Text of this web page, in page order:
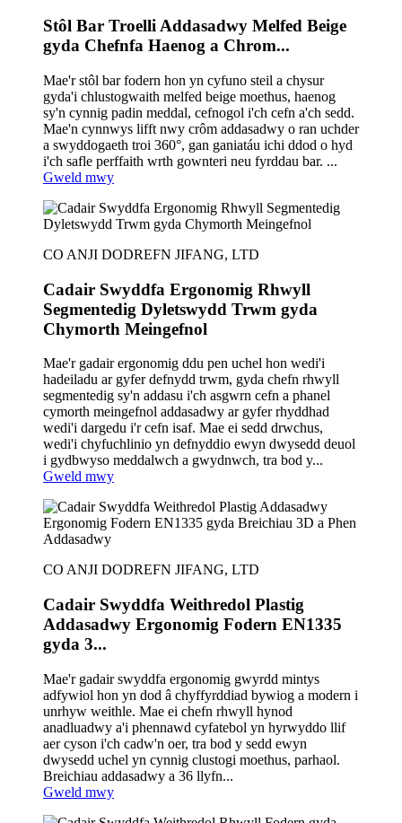
Stôl Bar Troelli Addasadwy Melfed Beige
gyda Chefnfa Haenog a Chrom...
Mae'r stôl bar fodern hon yn cyfuno steil a chysur
gyda'i chlustogwaith melfed beige moethus, haenog
sy'n cynnig padin meddal, cefnogol i'ch cefn a'ch sedd.
Mae'n cynnwys lifft nwy crôm addasadwy o ran uchder
a swyddogaeth troi 360°, gan ganiatáu ichi ddod o hyd
i'ch safle perffaith wrth gownteri neu fyrddau bar. ...
Gweld mwy
CO ANJI DODREFN JIFANG, LTD
Cadair Swyddfa Ergonomig Rhwyll
Segmentedig Dyletswydd Trwm gyda
Chymorth Meingefnol
Mae'r gadair ergonomig ddu pen uchel hon wedi'i
hadeiladu ar gyfer defnydd trwm, gyda chefn rhwyll
segmentedig sy'n addasu i'ch asgwrn cefn a phanel
cymorth meingefnol addasadwy ar gyfer rhyddhad
wedi'i dargedu i'r cefn isaf. Mae ei sedd drwchus,
wedi'i chyfuchlinio yn defnyddio ewyn dwysedd deuol
i gydbwyso meddalwch a gwydnwch, tra bod y...
Gweld mwy
CO ANJI DODREFN JIFANG, LTD
Cadair Swyddfa Weithredol Plastig
Addasadwy Ergonomig Fodern EN1335
gyda 3...
Mae'r gadair swyddfa ergonomig gwyrdd mintys
adfywiol hon yn dod â chyffyrddiad bywiog a modern i
unrhyw weithle. Mae ei chefn rhwyll hynod
anadluadwy a'i phennawd cyfatebol yn hyrwyddo llif
aer cyson i'ch cadw'n oer, tra bod y sedd ewyn
dwysedd uchel yn cynnig clustogi moethus, parhaol.
Breichiau addasadwy a 36 llyfn...
Gweld mwy